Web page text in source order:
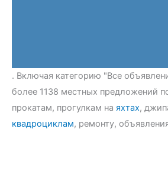
. Включая категорию "Все
более 1138 местных предложений
прокатам, прогулкам на яхтах,
квадроциклам, ремонту,